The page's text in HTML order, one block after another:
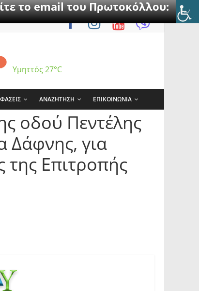
το email του Πρωτοκόλλου:
Υμηττός 27°C
ΑΝΑΖΗΤΗΣΗ ΕΠΙΚΟΙΝΩΝΙΑ
οδού Πεντέλης
Δάφνης, για
της Επιτροπής